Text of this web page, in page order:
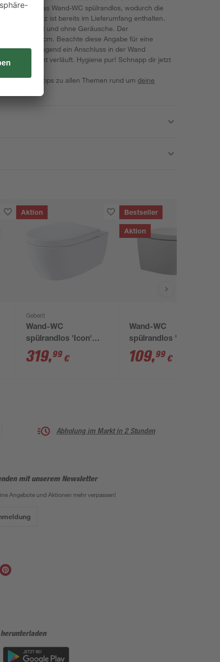
Zudem ist das Wand-WC spülrandlos, wodurch die
Ein WC-Sitz ist bereits im Lieferumfang enthalten.
er sich sanft und ohne Geräusche. Der
18 cm. Beachte diese Angabe für eine
ist zwingend ein Anschluss in der Wand
waagerecht verläuft. Hygiene pur! Schnapp dir jetzt
wervolle Tipps zu allen Themen rund umdeine
Aktion
Geberit
Wand-WC
spülrandlos 'Icon'
inklusive WC-Sitz
weiß
319,99 €
Bestseller
Aktion
Wand-WC
spülrandlos 'Rio'
inklusive WC-Sitz
weiß
109,99 €
Abholung im Markt in 2 Stunden
mit unserem Newsletter
Angebote und Aktionen mehr verpassen!